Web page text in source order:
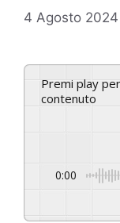
4 Agosto 2024
Premi play per ascoltare questo
contenuto
0:00